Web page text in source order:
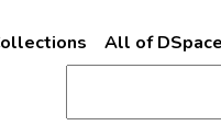
All of DSpace